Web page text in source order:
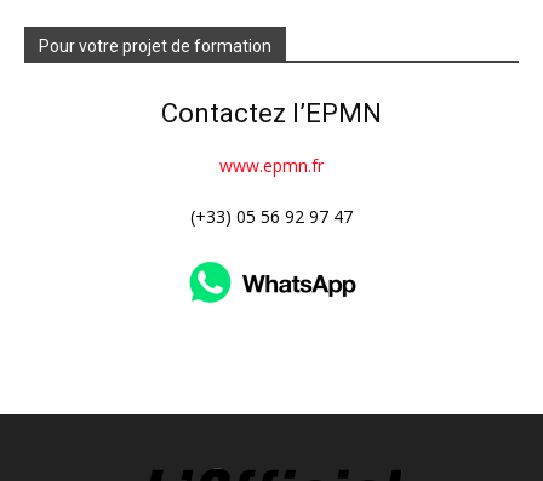
Pour votre projet de formation
Contactez l’EPMN
www.epmn.fr
(+33) 05 56 92 97 47